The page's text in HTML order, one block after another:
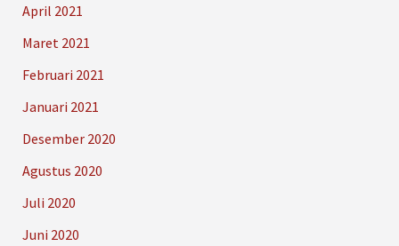
April 2021
Maret 2021
Februari 2021
Januari 2021
Desember 2020
Agustus 2020
Juli 2020
Juni 2020